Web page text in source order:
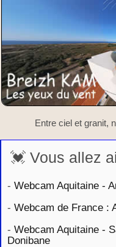
Entre ciel et granit,
💓 Vous allez
- Webcam Aquitaine -
- Webcam de France :
- Webcam Aquitaine -
Donibane